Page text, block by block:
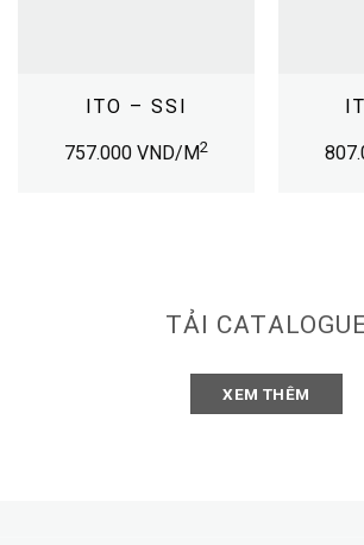
ITO – SSI
757.000 VND/M2
TẢI
XEM THÊM